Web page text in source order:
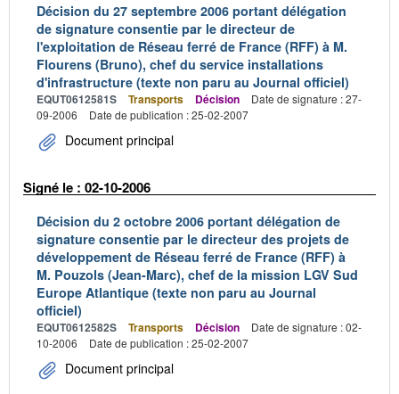
Décision du 27 septembre 2006 portant délégation
de signature consentie par le directeur de
l'exploitation de Réseau ferré de France (RFF) à M.
Flourens (Bruno), chef du service installations
d'infrastructure (texte non paru au Journal officiel)
EQUT0612581S Transports Décision
Date de signature : 27-
09-2006
Date de publication : 25-02-2007
Document principal
Signé le : 02-10-2006
Décision du 2 octobre 2006 portant délégation de
signature consentie par le directeur des projets de
développement de Réseau ferré de France (RFF) à
M. Pouzols (Jean-Marc), chef de la mission LGV Sud
Europe Atlantique (texte non paru au Journal
officiel)
EQUT0612582S Transports Décision
Date de signature : 02-
10-2006
Date de publication : 25-02-2007
Document principal